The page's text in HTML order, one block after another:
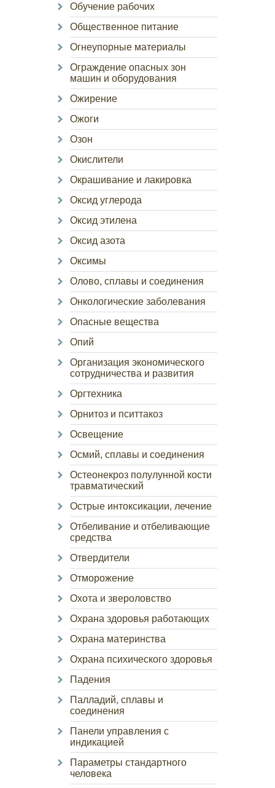
Обучение рабочих
Общественное питание
Огнеупорные материалы
Ограждение опасных зон
машин и оборудования
Ожирение
Ожоги
Озон
Окислители
Окрашивание и лакировка
Оксид углерода
Оксид этилена
Оксид азота
Оксимы
Олово, сплавы и соединения
Онкологические заболевания
Опасные вещества
Опий
Организация экономического
сотрудничества и развития
Оргтехника
Орнитоз и пситтакоз
Освещение
Осмий, сплавы и соединения
Остеонекроз полулунной кости
травматический
Острые интоксикации, лечение
Отбеливание и отбеливающие
средства
Отвердители
Отморожение
Охота и звероловство
Охрана здоровья работающих
Охрана материнства
Охрана психического здоровья
Падения
Палладий, сплавы и
соединения
Панели управления с
индикацией
Параметры стандартного
человека